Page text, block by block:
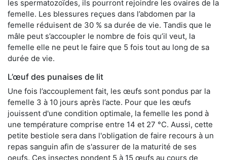
les spermatozoïdes, ils pourront rejoindre les ovaires de la
femelle. Les blessures reçues dans l’abdomen par la
femelle réduisent de 30 % sa durée de vie. Tandis que le
mâle peut s’accoupler le nombre de fois qu’il veut, la
femelle elle ne peut le faire que 5 fois tout au long de sa
durée de vie.
L’œuf des punaises de lit
Une fois l’accouplement fait, les œufs sont pondus par la
femelle 3 à 10 jours après l’acte. Pour que les œufs
jouissent d'une condition optimale, la femelle les pond à
une température comprise entre 14 et 27 °C. Aussi, cette
petite bestiole sera dans l'obligation de faire recours à un
repas sanguin afin de s'assurer de la maturité de ses
oeufs. Ces insectes pondent 5 à 15 œufs au cours de